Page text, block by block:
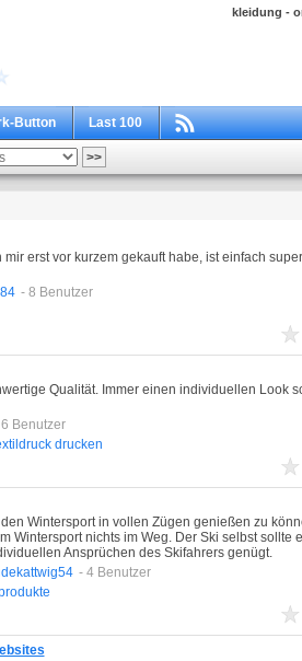
kleidung -
Button Last 100
erst vor kurzem gekauft habe, ist einfach
- 8 Benutzer
Qualität. Immer einen individuellen Look
Benutzer
drucken
Wintersport in vollen Zügen genießen zu
Wintersport nichts im Weg. Der Ski selbst sollte
Ansprüchen des Skifahrers genügt.
- 4 Benutzer